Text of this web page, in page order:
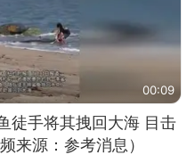
00:09
徒手将其拽回大海 目击
来源：参考消息）